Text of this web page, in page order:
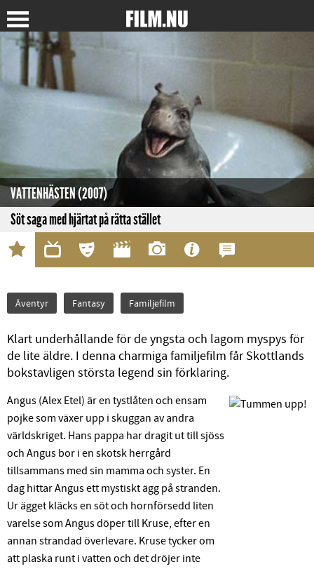
VATTENHÄSTEN (2007)
Söt saga med hjärtat på rätta stället
Äventyr Fantasy Familjefilm
Klart underhållande för de yngsta och lagom myspys för
de lite äldre. I denna charmiga familjefilm får Skottlands
bokstavligen största legend sin förklaring.
Angus (Alex Etel) är en tystlåten och ensam
pojke som växer upp i skuggan av andra
världskriget. Hans pappa har dragit ut till sjöss
och Angus bor i en skotsk herrgård
tillsammans med sin mamma och syster. En
dag hittar Angus ett mystiskt ägg på stranden.
Ur ägget kläcks en söt och hornförsedd liten
varelse som Angus döper till Kruse, efter en
annan strandad överlevare. Kruse tycker om
att plaska runt i vatten och det dröjer inte